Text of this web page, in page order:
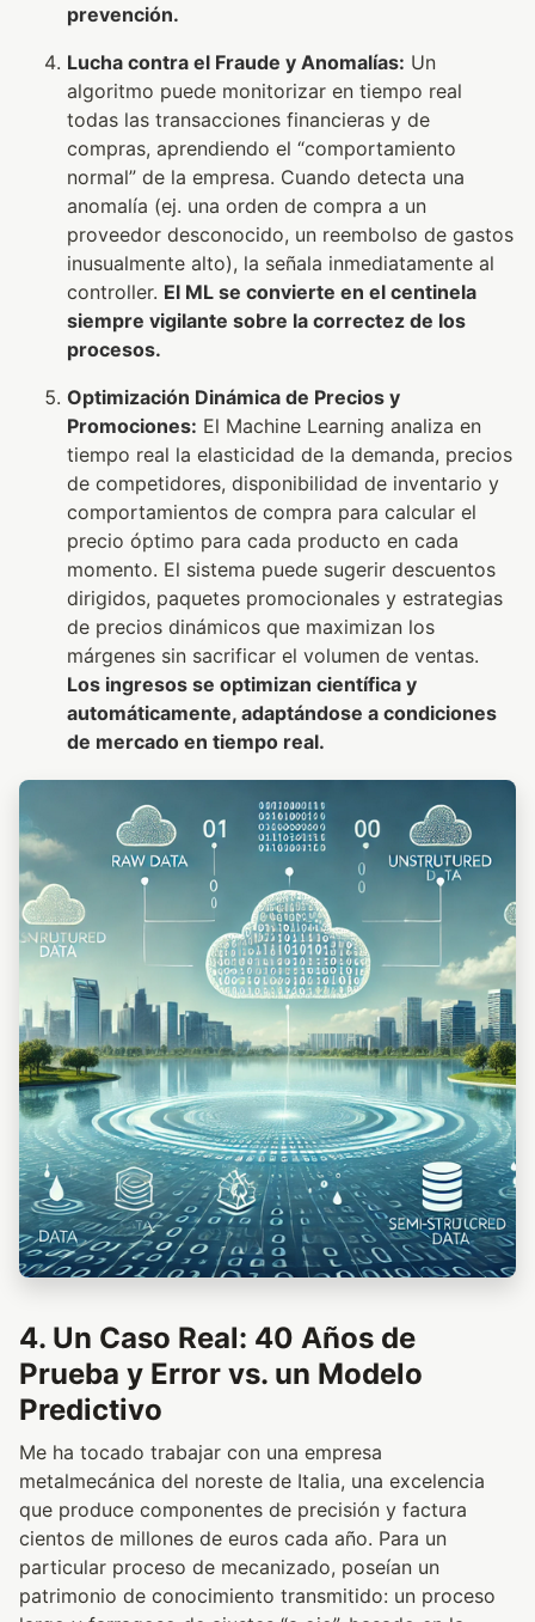
prevención.
Lucha contra el Fraude y Anomalías: Un
algoritmo puede monitorizar en tiempo real
todas las transacciones financieras y de
compras, aprendiendo el “comportamiento
normal” de la empresa. Cuando detecta una
anomalía (ej. una orden de compra a un
proveedor desconocido, un reembolso de gastos
inusualmente alto), la señala inmediatamente al
controller. El ML se convierte en el centinela
siempre vigilante sobre la correctez de los
procesos.
Optimización Dinámica de Precios y
Promociones: El Machine Learning analiza en
tiempo real la elasticidad de la demanda, precios
de competidores, disponibilidad de inventario y
comportamientos de compra para calcular el
precio óptimo para cada producto en cada
momento. El sistema puede sugerir descuentos
dirigidos, paquetes promocionales y estrategias
de precios dinámicos que maximizan los
márgenes sin sacrificar el volumen de ventas.
Los ingresos se optimizan científica y
automáticamente, adaptándose a condiciones
de mercado en tiempo real.
4. Un Caso Real: 40 Años de
Prueba y Error vs. un Modelo
Predictivo
Me ha tocado trabajar con una empresa
metalmecánica del noreste de Italia, una excelencia
que produce componentes de precisión y factura
cientos de millones de euros cada año. Para un
particular proceso de mecanizado, poseían un
patrimonio de conocimiento transmitido: un proceso